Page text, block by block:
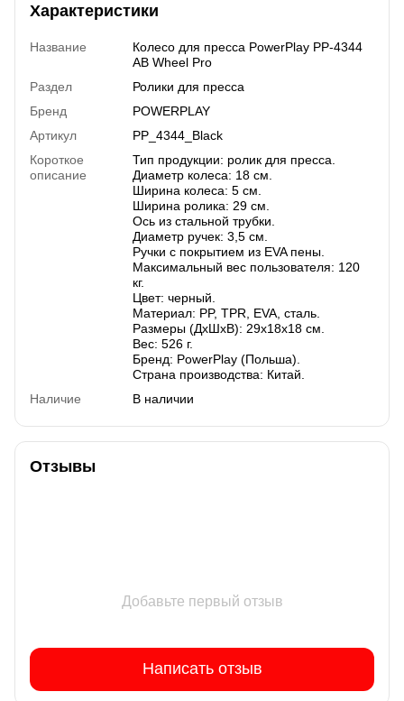
Характеристики
Название
Колесо для пресса PowerPlay PP-4344
AB Wheel Pro
Раздел
Ролики для пресса
Бренд
POWERPLAY
Артикул
PP_4344_Black
Короткое
описание
Тип продукции: ролик для пресса.
Диаметр колеса: 18 см.
Ширина колеса: 5 см.
Ширина ролика: 29 см.
Ось из стальной трубки.
Диаметр ручек: 3,5 см.
Ручки с покрытием из EVA пены.
Максимальный вес пользователя: 120
кг.
Цвет: черный.
Материал: PP, TPR, EVA, сталь.
Размеры (ДхШхВ): 29х18х18 см.
Вес: 526 г.
Бренд: PowerPlay (Польша).
Страна производства: Китай.
Наличие
В наличии
Отзывы
Добавьте первый отзыв
Написать отзыв